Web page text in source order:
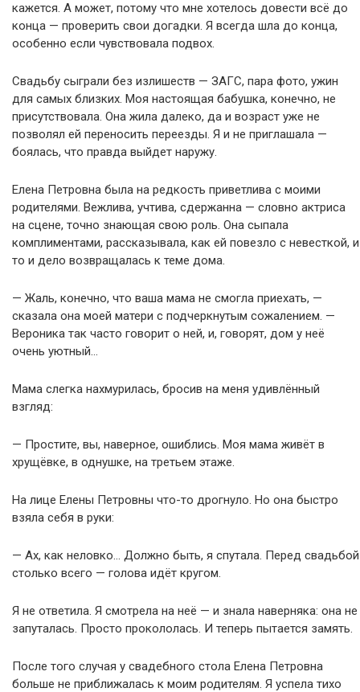
кажется. А может, потому что мне хотелось довести всё до
конца — проверить свои догадки. Я всегда шла до конца,
особенно если чувствовала подвох.
Свадьбу сыграли без излишеств — ЗАГС, пара фото, ужин
для самых близких. Моя настоящая бабушка, конечно, не
присутствовала. Она жила далеко, да и возраст уже не
позволял ей переносить переезды. Я и не приглашала —
боялась, что правда выйдет наружу.
Елена Петровна была на редкость приветлива с моими
родителями. Вежлива, учтива, сдержанна — словно актриса
на сцене, точно знающая свою роль. Она сыпала
комплиментами, рассказывала, как ей повезло с невесткой, и
то и дело возвращалась к теме дома.
— Жаль, конечно, что ваша мама не смогла приехать, —
сказала она моей матери с подчеркнутым сожалением. —
Вероника так часто говорит о ней, и, говорят, дом у неё
очень уютный…
Мама слегка нахмурилась, бросив на меня удивлённый
взгляд:
— Простите, вы, наверное, ошиблись. Моя мама живёт в
хрущёвке, в однушке, на третьем этаже.
На лице Елены Петровны что-то дрогнуло. Но она быстро
взяла себя в руки:
— Ах, как неловко… Должно быть, я спутала. Перед свадьбой
столько всего — голова идёт кругом.
Я не ответила. Я смотрела на неё — и знала наверняка: она не
запуталась. Просто прокололась. И теперь пытается замять.
После того случая у свадебного стола Елена Петровна
больше не приближалась к моим родителям. Я успела тихо